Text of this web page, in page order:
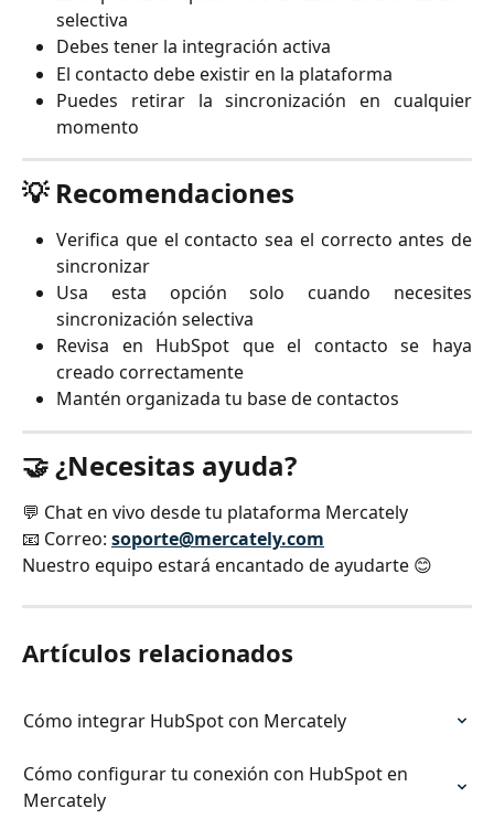
selectiva
Debes tener la integración activa
El contacto debe existir en la plataforma
Puedes retirar la sincronización en cualquier
momento
💡 Recomendaciones
Verifica que el contacto sea el correcto antes de
sincronizar
Usa esta opción solo cuando necesites
sincronización selectiva
Revisa en HubSpot que el contacto se haya
creado correctamente
Mantén organizada tu base de contactos
🤝 ¿Necesitas ayuda?
💬 Chat en vivo desde tu plataforma Mercately
📧 Correo: soporte@mercately.com
Nuestro equipo estará encantado de ayudarte 😊
Artículos relacionados
Cómo integrar HubSpot con Mercately
Cómo configurar tu conexión con HubSpot en
Mercately